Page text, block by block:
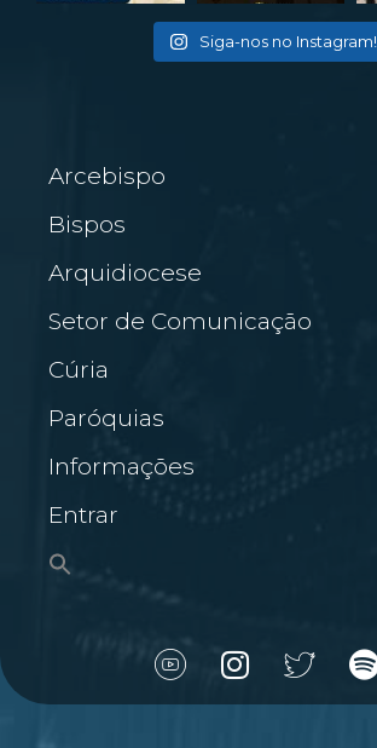
Siga-nos no Instagram!
Arcebispo
Bispos
Arquidiocese
Setor de Comunicação
Cúria
Paróquias
Informações
Entrar